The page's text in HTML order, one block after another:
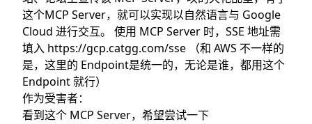
这个MCP Server，就可以实现以自然语言与 Google
Cloud 进行交互。 使用 MCP Server 时，SSE 地址需
填入 https://gcp.catgg.com/sse （和 AWS 不一样的
是，这里的 Endpoint是统一的，无论是谁，都用这个
Endpoint 就行）
作为受害者：
看到这个 MCP Server，希望尝试一下